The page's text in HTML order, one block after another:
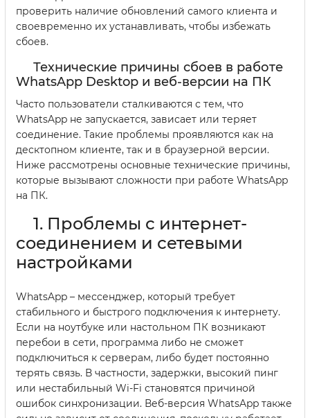
проверить наличие обновлений самого клиента и
своевременно их устанавливать, чтобы избежать
сбоев.
Технические причины сбоев в работе
WhatsApp Desktop и веб-версии на ПК
Часто пользователи сталкиваются с тем, что
WhatsApp не запускается, зависает или теряет
соединение. Такие проблемы проявляются как на
десктопном клиенте, так и в браузерной версии.
Ниже рассмотрены основные технические причины,
которые вызывают сложности при работе WhatsApp
на ПК.
1. Проблемы с интернет-
соединением и сетевыми
настройками
WhatsApp – мессенджер, который требует
стабильного и быстрого подключения к интернету.
Если на ноутбуке или настольном ПК возникают
перебои в сети, программа либо не сможет
подключиться к серверам, либо будет постоянно
терять связь. В частности, задержки, высокий пинг
или нестабильный Wi-Fi становятся причиной
ошибок синхронизации. Веб-версия WhatsApp также